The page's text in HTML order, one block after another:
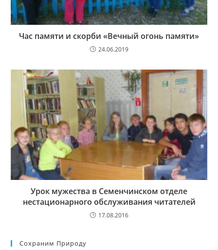
Час памяти и скорби «Вечный огонь памяти»
24.06.2019
Урок мужества в Семенчинском отделе
нестационарного обслуживания читателей
17.08.2016
Сохраним Природу